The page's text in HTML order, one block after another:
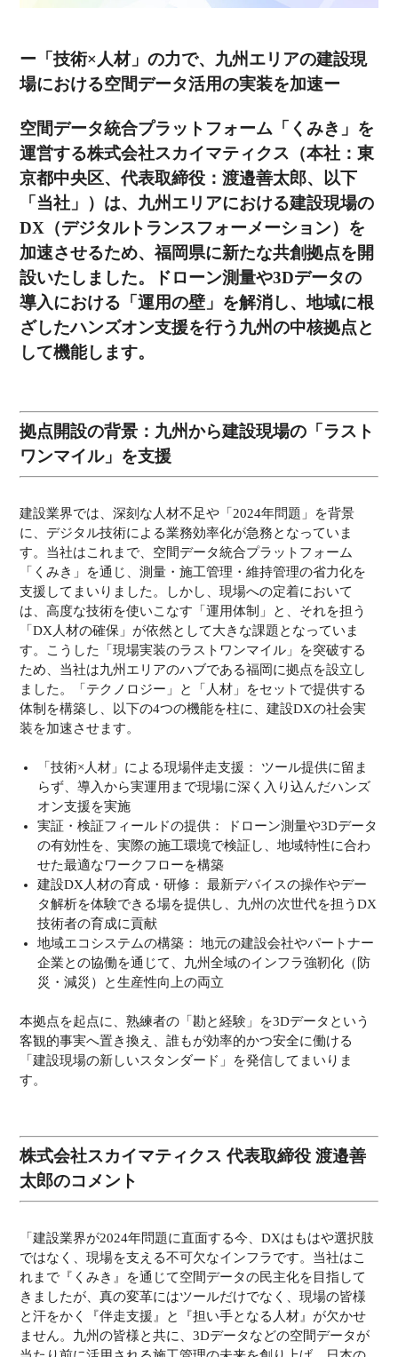
ー「技術×人材」の力で、九州エリアの建設現
場における空間データ活用の実装を加速ー
空間データ統合プラットフォーム「くみき」を
運営する株式会社スカイマティクス（本社：東
京都中央区、代表取締役：渡邉善太郎、以下
「当社」）は、九州エリアにおける建設現場の
DX（デジタルトランスフォーメーション）を
加速させるため、福岡県に新たな共創拠点を開
設いたしました。ドローン測量や3Dデータの
導入における「運用の壁」を解消し、地域に根
ざしたハンズオン支援を行う九州の中核拠点と
して機能します。
拠点開設の背景：九州から建設現場の「ラスト
ワンマイル」を支援
建設業界では、深刻な人材不足や「2024年問題」を背景
に、デジタル技術による業務効率化が急務となっていま
す。当社はこれまで、空間データ統合プラットフォーム
「くみき」を通じ、測量・施工管理・維持管理の省力化を
支援してまいりました。しかし、現場への定着において
は、高度な技術を使いこなす「運用体制」と、それを担う
「DX人材の確保」が依然として大きな課題となっていま
す。こうした「現場実装のラストワンマイル」を突破する
ため、当社は九州エリアのハブである福岡に拠点を設立し
ました。「テクノロジー」と「人材」をセットで提供する
体制を構築し、以下の4つの機能を柱に、建設DXの社会実
装を加速させます。
「技術×人材」による現場伴走支援： ツール提供に留ま
らず、導入から実運用まで現場に深く入り込んだハンズ
オン支援を実施
実証・検証フィールドの提供： ドローン測量や3Dデータ
の有効性を、実際の施工環境で検証し、地域特性に合わ
せた最適なワークフローを構築
建設DX人材の育成・研修： 最新デバイスの操作やデー
タ解析を体験できる場を提供し、九州の次世代を担うDX
技術者の育成に貢献
地域エコシステムの構築： 地元の建設会社やパートナー
企業との協働を通じて、九州全域のインフラ強靭化（防
災・減災）と生産性向上の両立
本拠点を起点に、熟練者の「勘と経験」を3Dデータという
客観的事実へ置き換え、誰もが効率的かつ安全に働ける
「建設現場の新しいスタンダード」を発信してまいりま
す。
株式会社スカイマティクス 代表取締役 渡邉善
太郎のコメント
「建設業界が2024年問題に直面する今、DXはもはや選択肢
ではなく、現場を支える不可欠なインフラです。当社はこ
れまで『くみき』を通じて空間データの民主化を目指して
きましたが、真の変革にはツールだけでなく、現場の皆様
と汗をかく『伴走支援』と『担い手となる人材』が欠かせ
ません。九州の皆様と共に、3Dデータなどの空間データが